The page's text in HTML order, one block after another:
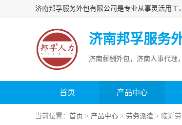
济南邦孚服务
济南薪酬外包，济南人事代理
首页 产品中心
当前位置： 首页 > 产品中心 > 劳务派遣 > 临沂